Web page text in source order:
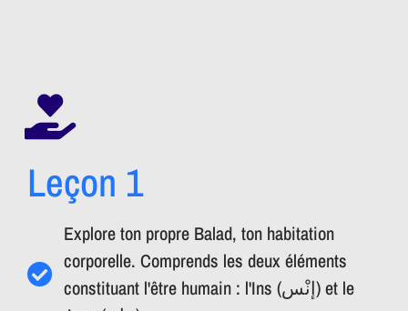
Leçon 1
Explore ton propre Balad, ton habitation
corporelle. Comprends les deux éléments
constituant l'être humain : l'Ins (إنْس) et le